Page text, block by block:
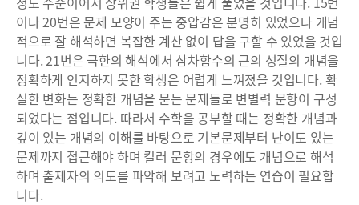
이나 20번은 문제 모양이 주는 중압감은 분명히 있었으나 개념
적으로 잘 해석하면 복잡한 계산 없이 답을 구할 수 있었을 것입
니다. 21번은 극한의 해석에서 삼차함수의 근의 성질의 개념을
정확하게 인지하지 못한 학생은 어렵게 느껴졌을 것입니다. 확
실한 변화는 정확한 개념을 묻는 문제들로 변별력 문항이 구성
되었다는 점입니다. 따라서 수학을 공부할 때는 정확한 개념과
깊이 있는 개념의 이해를 바탕으로 기본문제부터 난이도 있는
문제까지 접근해야 하며 킬러 문항의 경우에도 개념으로 해석
하며 출제자의 의도를 파악해 보려고 노력하는 연습이 필요합
니다.